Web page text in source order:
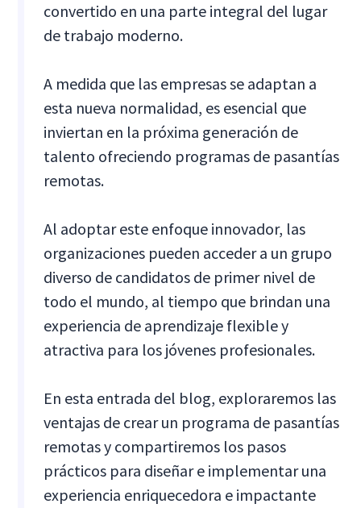
convertido en una parte integral del lugar
de trabajo moderno.
A medida que las empresas se adaptan a
esta nueva normalidad, es esencial que
inviertan en la próxima generación de
talento ofreciendo programas de pasantías
remotas.
Al adoptar este enfoque innovador, las
organizaciones pueden acceder a un grupo
diverso de candidatos de primer nivel de
todo el mundo, al tiempo que brindan una
experiencia de aprendizaje flexible y
atractiva para los jóvenes profesionales.
En esta entrada del blog, exploraremos las
ventajas de crear un programa de pasantías
remotas y compartiremos los pasos
prácticos para diseñar e implementar una
experiencia enriquecedora e impactante